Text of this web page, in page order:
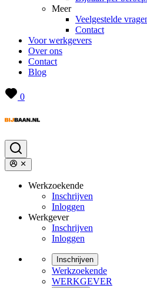
Meer
Veelgestelde
Contact
Voor werkgevers
Over ons
Contact
Blog
0
Werkzoekende
Inschrijven
Inloggen
Werkgever
Inschrijven
Inloggen
Inschrijven
Werkzoekende
WERKGEVER